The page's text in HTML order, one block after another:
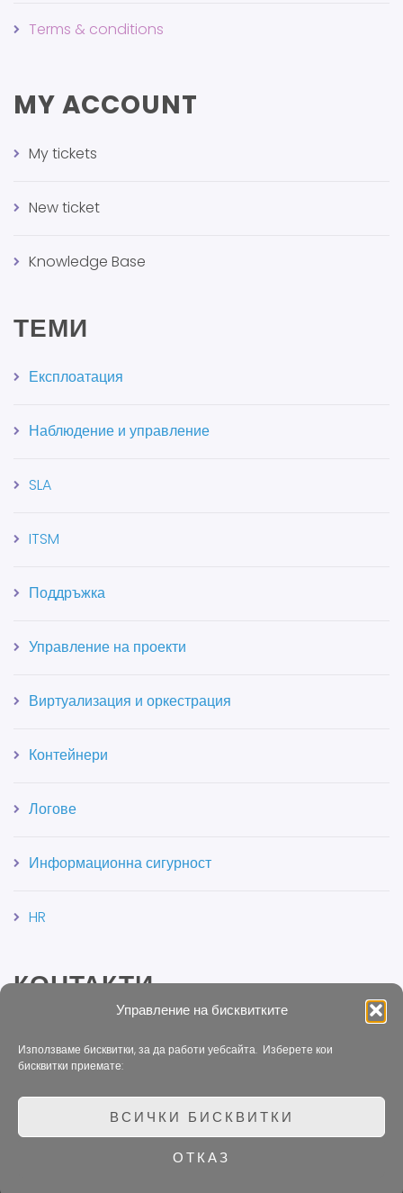
Управление на бисквитките
Използваме бисквитки, за да работи уебсайта. Изберете кои
бисквитки приемате:
ВСИЧКИ БИСКВИТКИ
ОТКАЗ
Terms & conditions
MY ACCOUNT
My tickets
New ticket
Knowledge Base
ТЕМИ
Експлоатация
Наблюдение и управление
SLA
ITSM
Поддръжка
Управление на проекти
Виртуализация и оркестрация
Контейнери
Логове
Информационна сигурност
HR
КОНТАКТИ
ОПЕРАНИ 2023 |CREATIVE COMMONS:
CC-BY-SA